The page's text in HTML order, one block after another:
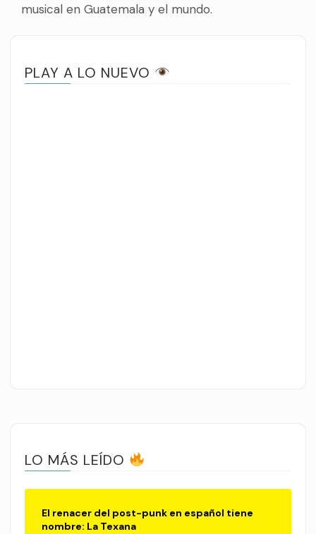
musical en Guatemala y el mundo.
PLAY A LO NUEVO
LO MÁS LEÍDO
El renacer del post-punk en español tiene
nombre: La Texana